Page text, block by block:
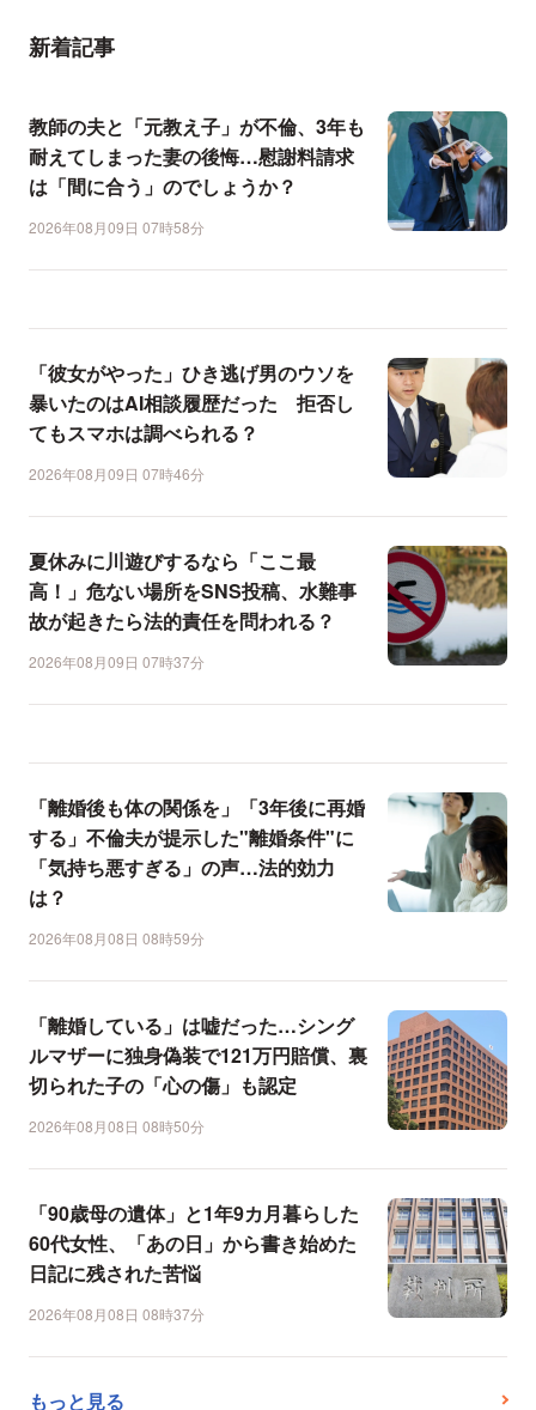
新着記事
教師の夫と「元教え子」が不倫、3年も
耐えてしまった妻の後悔…慰謝料請求
は「間に合う」のでしょうか？
2026年08月09日 07時58分
「彼女がやった」ひき逃げ男のウソを
暴いたのはAI相談履歴だった 拒否し
てもスマホは調べられる？
2026年08月09日 07時46分
夏休みに川遊びするなら「ここ最
高！」危ない場所をSNS投稿、水難事
故が起きたら法的責任を問われる？
2026年08月09日 07時37分
「離婚後も体の関係を」「3年後に再婚
する」不倫夫が提示した"離婚条件"に
「気持ち悪すぎる」の声…法的効力
は？
2026年08月08日 08時59分
「離婚している」は嘘だった…シング
ルマザーに独身偽装で121万円賠償、裏
切られた子の「心の傷」も認定
2026年08月08日 08時50分
「90歳母の遺体」と1年9カ月暮らした
60代女性、「あの日」から書き始めた
日記に残された苦悩
2026年08月08日 08時37分
もっと見る